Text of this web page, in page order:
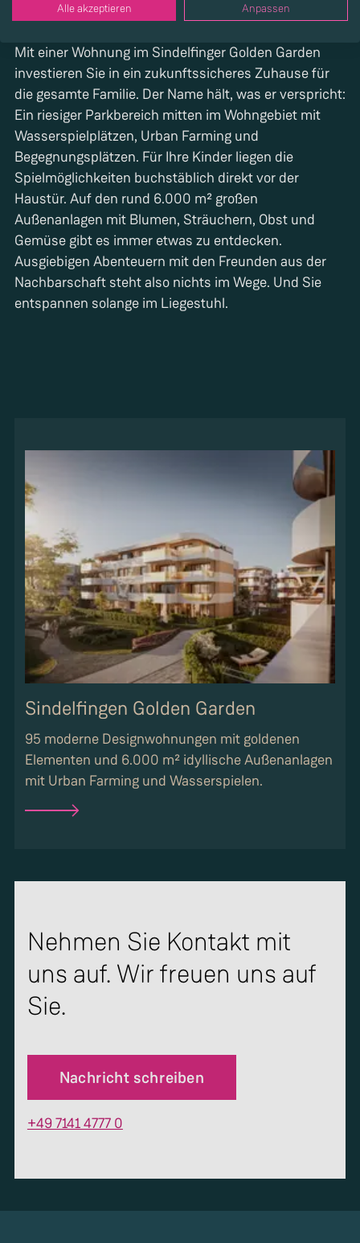
Elektromobilität.
Mit einer Wohnung im Sindelfinger Golden Garden
investieren Sie in ein zukunftssicheres Zuhause für
die gesamte Familie. Der Name hält, was er verspricht:
Ein riesiger Parkbereich mitten im Wohngebiet mit
Wasserspielplätzen, Urban Farming und
Begegnungsplätzen. Für Ihre Kinder liegen die
Spielmöglichkeiten buchstäblich direkt vor der
Haustür. Auf den rund 6.000 m² großen
Außenanlagen mit Blumen, Sträuchern, Obst und
Gemüse gibt es immer etwas zu entdecken.
Ausgiebigen Abenteuern mit den Freunden aus der
Nachbarschaft steht also nichts im Wege. Und Sie
entspannen solange im Liegestuhl.
Sindelfingen Golden Garden
95 moderne Designwohnungen mit goldenen
Elementen und 6.000 m² idyllische Außenanlagen
mit Urban Farming und Wasserspielen.
Nehmen Sie Kontakt mit
uns auf. Wir freuen uns auf
Sie.
Nachricht schreiben
+49 7141 4777 0
Alle akzeptieren Anpassen